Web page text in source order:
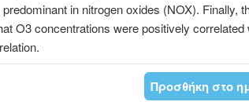
in nitrogen oxides (NOX). Finally,
O3 concentrations were positively correlated
Προσθήκη στο